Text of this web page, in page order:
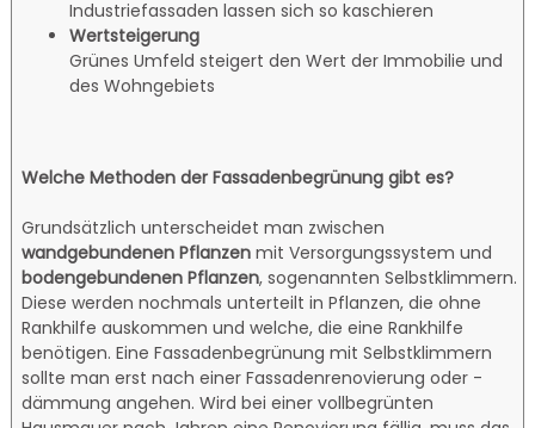
Industriefassaden lassen sich so kaschieren
Wertsteigerung
Grünes Umfeld steigert den Wert der Immobilie und
des Wohngebiets
Welche Methoden der Fassadenbegrünung gibt es?
Grundsätzlich unterscheidet man zwischen
wandgebundenen Pflanzen mit Versorgungssystem und
bodengebundenen Pflanzen, sogenannten Selbstklimmern.
Diese werden nochmals unterteilt in Pflanzen, die ohne
Rankhilfe auskommen und welche, die eine Rankhilfe
benötigen. Eine Fassadenbegrünung mit Selbstklimmern
sollte man erst nach einer Fassadenrenovierung oder -
dämmung angehen. Wird bei einer vollbegrünten